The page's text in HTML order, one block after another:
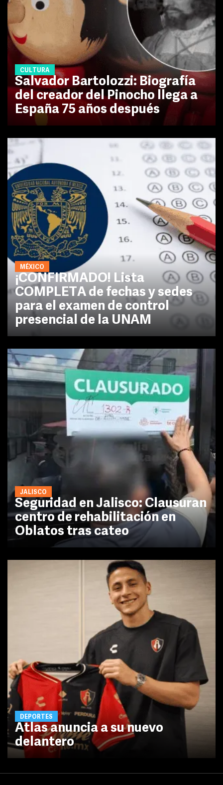
CULTURA
Salvador Bartolozzi: Biografía
del creador del Pinocho llega a
España 75 años después
MÉXICO
¡CONFIRMADO! Lista
COMPLETA de fechas y sedes
para el examen de control
presencial de la UNAM
JALISCO
Seguridad en Jalisco: Clausuran
centro de rehabilitación en
Oblatos tras cateo
DEPORTES
Atlas anuncia a su nuevo
delantero